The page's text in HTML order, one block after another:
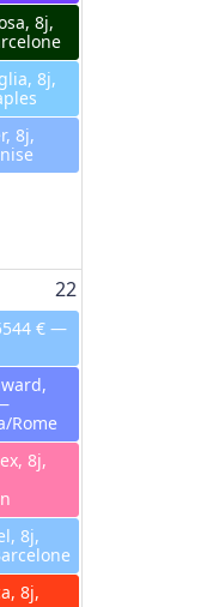
8j,
8j,
8j,
22
€ —
Rome
8j,
8j,
8j,